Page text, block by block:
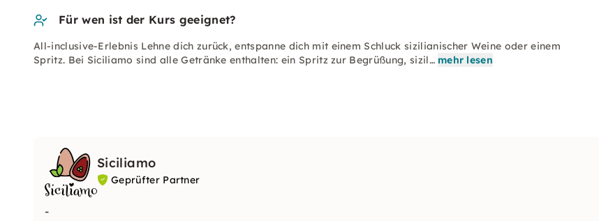
Für wen ist der Kurs geeignet?
All-inclusive-Erlebnis Lehne dich zurück, entspanne dich mit einem Schluck sizilianischer Weine oder einem
Spritz. Bei Siciliamo sind alle Getränke enthalten: ein Spritz zur Begrüßung, sizil… mehr lesen
Siciliamo
Geprüfter Partner
-